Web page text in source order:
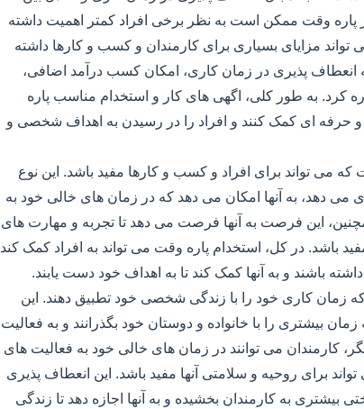
وقت ممکن است به نظر برخی افراد کمتر اهمیت داشته
تواند مزایای بسیاری برای کارمندان و کسب و کارها داشته
انعطاف پذیری در زمان کاری، امکان کسب درآمد اضافی،
به طور کلی، اگهی های کار و استخدام مناسب پاره
حرفه ای کمک کنند و افراد را در رسیدن به اهداف شخصی و
که می تواند برای افراد و کسب و کارها مفید باشد. این نوع
می دهد، به آنها امکان می دهد که در زمان های خالی خود به
این فرصت به آنها فرصت می دهد تا تجربه و مهارت های
باشد. در کل، استخدام پاره وقت می تواند به افراد کمک کند
باشند و به آنها کمک کند تا به اهداف خود دست یابند.
که زمان کاری خود را با زندگی شخصی خود تطبیق دهند. این
بیشتری را با خانواده و دوستان خود بگذرانند و به فعالیت
کارمندان می توانند در زمان های خالی خود به فعالیت های
برای روحیه و سلامتی آنها مفید باشد. این انعطاف پذیری
به کارمندان بخشیده و به آنها اجازه دهد تا زندگی